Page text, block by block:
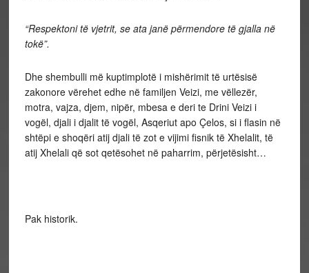
“Respektoni të vjetrit, se ata janë përmendore të gjalla në
tokë”.
Dhe shembulli më kuptimplotë i mishërimit të urtësisë
zakonore vërehet edhe në familjen Veizi, me vëllezër,
motra, vajza, djem, nipër, mbesa e deri te Drini Veizi i
vogël, djali i djalit të vogël, Asqeriut apo Çelos, si i flasin në
shtëpi e shoqëri atij djali të zot e vijimi fisnik të Xhelalit, të
atij Xhelali që sot qetësohet në paharrim, përjetësisht…
Pak historik.